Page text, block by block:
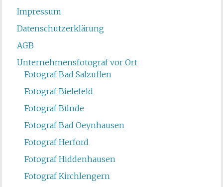
Impressum
Datenschutzerklärung
AGB
Unternehmensfotograf vor Ort
Fotograf Bad Salzuflen
Fotograf Bielefeld
Fotograf Bünde
Fotograf Bad Oeynhausen
Fotograf Herford
Fotograf Hiddenhausen
Fotograf Kirchlengern